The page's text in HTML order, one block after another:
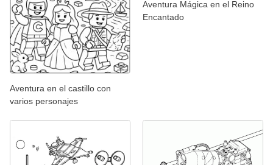
Aventura en el castillo con
varios personajes
Aventura Mágica en el Reino
Encantado